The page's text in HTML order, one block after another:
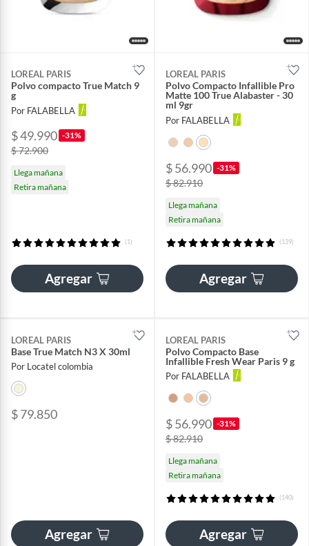
LOREAL PARIS
Polvo compacto True Match 9
g
Por FALABELLA
$ 49.990 -31%
$ 72.900
Llega mañana
Retira mañana
(1)
Agregar
LOREAL PARIS
Polvo Compacto Infallible Pro
Matte 100 True Alabaster - 30
ml 9gr
Por FALABELLA
$ 56.990 -31%
$ 82.910
Llega mañana
Retira mañana
(139)
Agregar
LOREAL PARIS
Base True Match N3 X 30ml
Por Locatel colombia
$ 79.850
Agregar
LOREAL PARIS
Polvo Compacto Base
Infallible Fresh Wear Paris 9 g
Por FALABELLA
$ 56.990 -31%
$ 82.910
Llega mañana
Retira mañana
(140)
Agregar